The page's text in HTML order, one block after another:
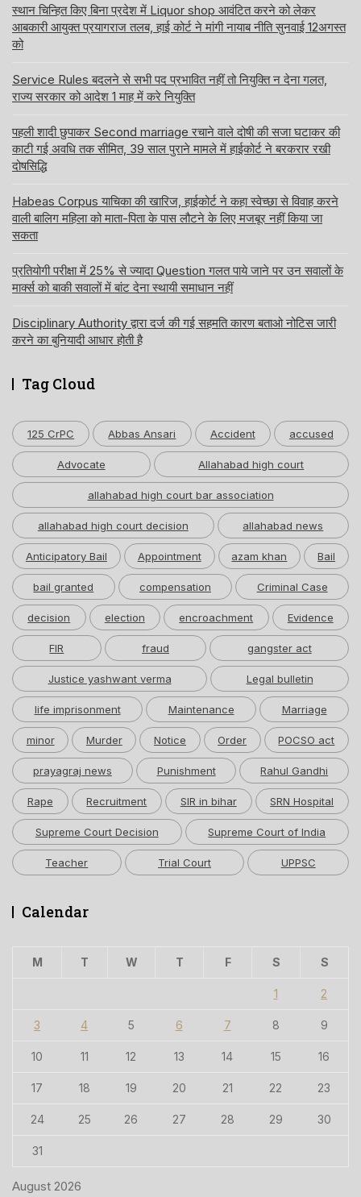
स्थान चिन्हित किए बिना प्रदेश में Liquor shop आवंटित करने को लेकर
आबकारी आयुक्त प्रयागराज तलब, हाई कोर्ट ने मांगी नायाब नीति सुनवाई 12अगस्त
को
Service Rules बदलने से सभी पद प्रभावित नहीं तो नियुक्ति न देना गलत,
राज्य सरकार को आदेश 1 माह में करे नियुक्ति
पहली शादी छुपाकर Second marriage रचाने वाले दोषी की सजा घटाकर की
काटी गई अवधि तक सीमित, 39 साल पुराने मामले में हाईकोर्ट ने बरकरार रखी
दोषसिद्धि
Habeas Corpus याचिका की खारिज, हाईकोर्ट ने कहा स्वेच्छा से विवाह करने
वाली बालिग महिला को माता-पिता के पास लौटने के लिए मजबूर नहीं किया जा
सकता
प्रतियोगी परीक्षा में 25% से ज्यादा Question गलत पाये जाने पर उन सवालों के
मार्क्स को बाकी सवालों में बांट देना स्थायी समाधान नहीं
Disciplinary Authority द्वारा दर्ज की गई सहमति कारण बताओ नोटिस जारी
करने का बुनियादी आधार होती है
Tag Cloud
125 CrPC Abbas Ansari Accident accused
Advocate Allahabad high court
allahabad high court bar association
allahabad high court decision allahabad news
Anticipatory Bail Appointment azam khan Bail
bail granted compensation Criminal Case
decision election encroachment Evidence
FIR fraud gangster act
Justice yashwant verma Legal bulletin
life imprisonment Maintenance Marriage
minor Murder Notice Order POCSO act
prayagraj news Punishment Rahul Gandhi
Rape Recruitment SIR in bihar SRN Hospital
Supreme Court Decision Supreme Court of India
Teacher Trial Court UPPSC
Calendar
August 2026
M T W T F S S
1 2
3 4 5 6 7 8 9
10 11 12 13 14 15 16
17 18 19 20 21 22 23
24 25 26 27 28 29 30
31